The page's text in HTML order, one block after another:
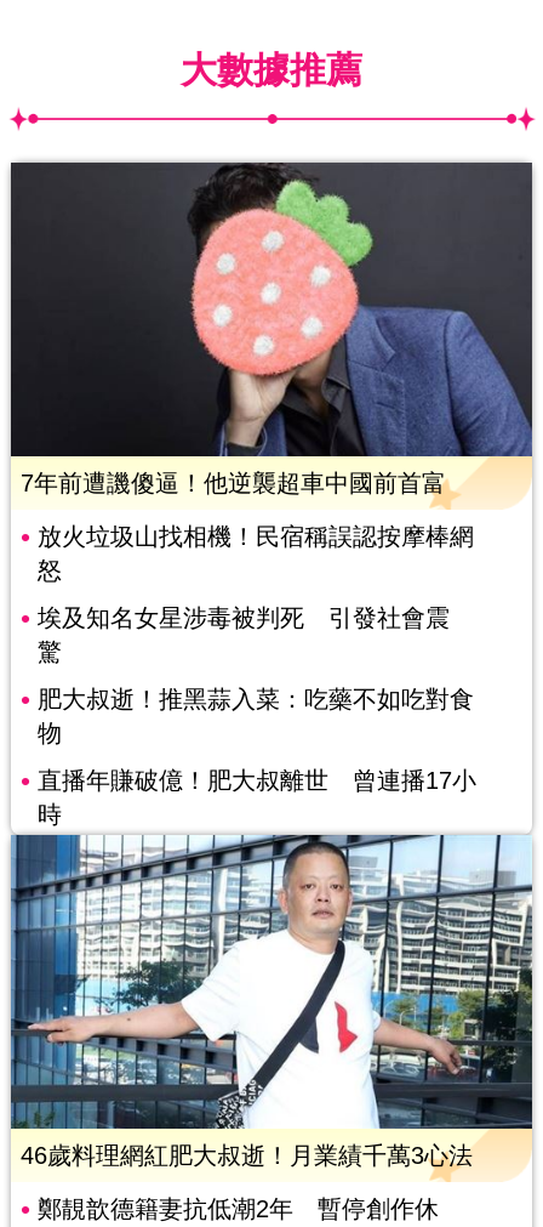
大數據推薦
7年前遭譏傻逼！他逆襲超車中國前首富
放火垃圾山找相機！民宿稱誤認按摩棒網
怒
埃及知名女星涉毒被判死 引發社會震
驚
肥大叔逝！推黑蒜入菜：吃藥不如吃對食
物
直播年賺破億！肥大叔離世 曾連播17小
時
46歲料理網紅肥大叔逝！月業績千萬3心法
鄭靚歆德籍妻抗低潮2年 暫停創作休